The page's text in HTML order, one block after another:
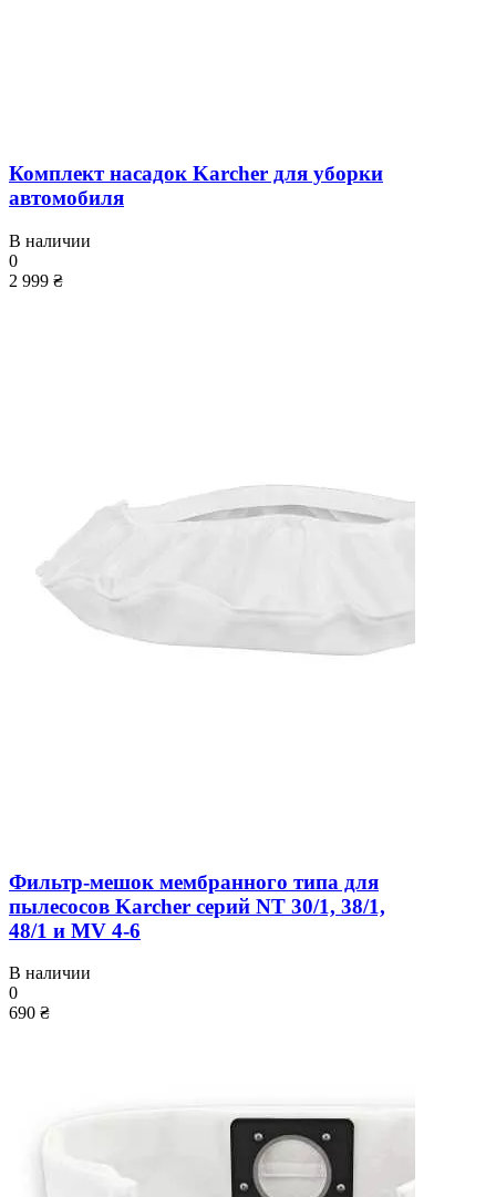
Комплект насадок Karcher для уборки
автомобиля
В наличии
0
2 999 ₴
Фильтр-мешок мембранного типа для
пылесосов Karcher серий NT 30/1, 38/1,
48/1 и MV 4-6
В наличии
0
690 ₴